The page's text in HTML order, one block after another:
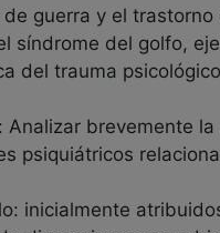
de guerra y el
síndrome del golfo,
del trauma
Analizar brevemente
psiquiátricos
inicialmente